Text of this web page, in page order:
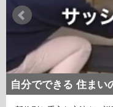
自分でできる 住まい